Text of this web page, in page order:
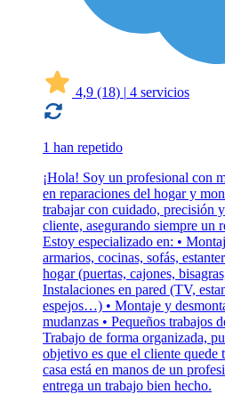
4,9 (18) | 4 servicios
1 han repetido
¡Hola! Soy un profesional con
en reparaciones del hogar y
trabajar con cuidado, precisión
cliente, asegurando siempre un
Estoy especializado en: •
armarios, cocinas, sofás,
hogar (puertas, cajones,
Instalaciones en pared (TV,
espejos…) • Montaje y
mudanzas • Pequeños trabajos
Trabajo de forma organizada,
objetivo es que el cliente quede
casa está en manos de un
entrega un trabajo bien hecho.